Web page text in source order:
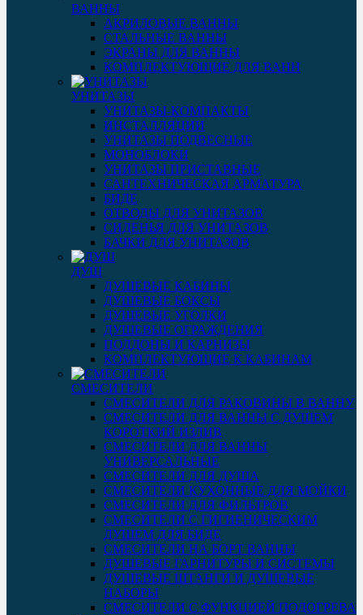
ВАННЫ
АКРИЛОВЫЕ ВАННЫ
СТАЛЬНЫЕ ВАННЫ
ЭКРАНЫ ДЛЯ ВАННЫ
КОМПЛЕКТУЮЩИЕ ДЛЯ ВАНН
УНИТАЗЫ
УНИТАЗЫ-КОМПАКТЫ
ИНСТАЛЛЯЦИИ
УНИТАЗЫ ПОДВЕСНЫЕ
МОНОБЛОКИ
УНИТАЗЫ ПРИСТАВНЫЕ
САНТЕХНИЧЕСКАЯ АРМАТУРА
БИДЕ
ОТВОДЫ ДЛЯ УНИТАЗОВ
СИДЕНЬЯ ДЛЯ УНИТАЗОВ
БАЧКИ ДЛЯ УНИТАЗОВ
ДУШ
ДУШЕВЫЕ КАБИНЫ
ДУШЕВЫЕ БОКСЫ
ДУШЕВЫЕ УГОЛКИ
ДУШЕВЫЕ ОГРАЖДЕНИЯ
ПОДДОНЫ И КАРНИЗЫ
КОМПЛЕКТУЮЩИЕ К КАБИНАМ
СМЕСИТЕЛИ
СМЕСИТЕЛИ ДЛЯ РАКОВИНЫ В ВАННУ
СМЕСИТЕЛИ ДЛЯ ВАННЫ С ДУШЕМ
КОРОТКИЙ ИЗЛИВ
СМЕСИТЕЛИ ДЛЯ ВАННЫ
УНИВЕРСАЛЬНЫЕ
СМЕСИТЕЛИ ДЛЯ ДУША
СМЕСИТЕЛИ КУХОННЫЕ ДЛЯ МОЙКИ
СМЕСИТЕЛИ ДЛЯ ФИЛЬТРОВ
СМЕСИТЕЛИ С ГИГИЕНИЧЕСКИМ
ДУШЕМ ДЛЯ БИДЕ
СМЕСИТЕЛИ НА БОРТ ВАННЫ
ДУШЕВЫЕ ГАРНИТУРЫ И СИСТЕМЫ
ДУШЕВЫЕ ШТАНГИ И ДУШЕВЫЕ
НАБОРЫ
СМЕСИТЕЛИ С ФУНКЦИЕЙ ПОДОГРЕВА